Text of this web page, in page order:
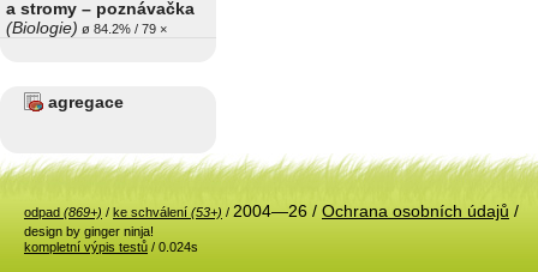
a stromy – poznávačka
(Biologie) ø 84.2% / 79 ×
agregace
odpad (869+) / ke schválení (53+) / 2004—26 / Ochrana osobních údajů /
design by ginger ninja!
kompletní výpis testů / 0.024s